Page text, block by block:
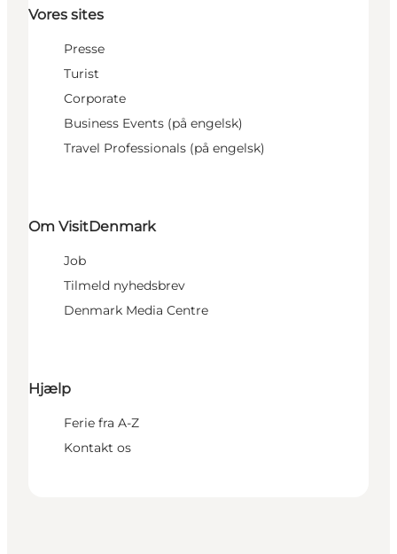
Vores sites
Presse
Turist
Corporate
Business Events (på engelsk)
Travel Professionals (på engelsk)
Om VisitDenmark
Job
Tilmeld nyhedsbrev
Denmark Media Centre
Hjælp
Ferie fra A-Z
Kontakt os